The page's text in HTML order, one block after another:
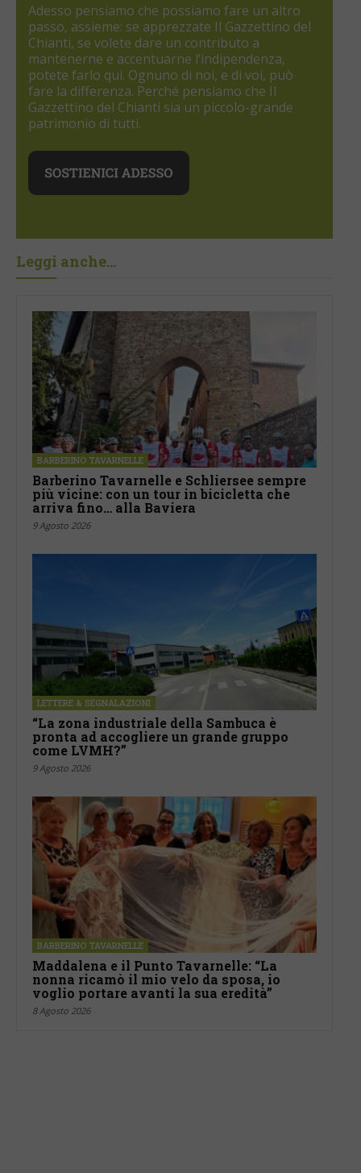
Adesso pensiamo che possiamo fare un altro
passo, assieme: se apprezzate Il Gazzettino del
Chianti, se volete dare un contributo a
mantenerne e accentuarne l’indipendenza,
potete farlo qui. Ognuno di noi, e di voi, può
fare la differenza. Perché pensiamo che Il
Gazzettino del Chianti sia un piccolo-grande
patrimonio di tutti.
Leggi anche...
BARBERINO TAVARNELLE
Barberino Tavarnelle e Schliersee sempre
più vicine: con un tour in bicicletta che
arriva fino… alla Baviera
9 Agosto 2026
LETTERE & SEGNALAZIONI
“La zona industriale della Sambuca è
pronta ad accogliere un grande gruppo
come LVMH?”
9 Agosto 2026
BARBERINO TAVARNELLE
Maddalena e il Punto Tavarnelle: “La
nonna ricamò il mio velo da sposa, io
voglio portare avanti la sua eredità”
8 Agosto 2026